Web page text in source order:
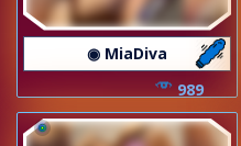
◉ MiaDiva
989